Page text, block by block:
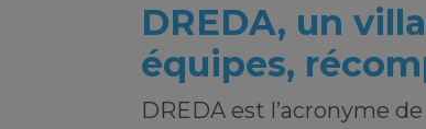
DREDA, un
équipes,
DREDA est l’acronyme